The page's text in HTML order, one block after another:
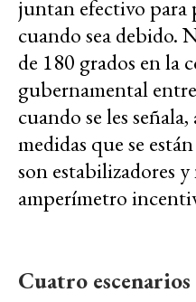
juntan efectivo para
cuando sea debido.
de 180 grados en la
gubernamental
cuando se les
medidas que se
son estabilizadores
amperímetro
Cuatro